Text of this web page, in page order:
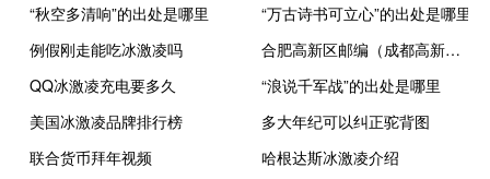
“秋空多清响”的出处是哪里
“万古诗书可立心”的出处是哪里
例假刚走能吃冰激凌吗
合肥高新区邮编（成都高新区邮编）
QQ冰激凌充电要多久
“浪说千军战”的出处是哪里
美国冰激凌品牌排行榜
多大年纪可以纠正驼背图
联合货币拜年视频
哈根达斯冰激凌介绍